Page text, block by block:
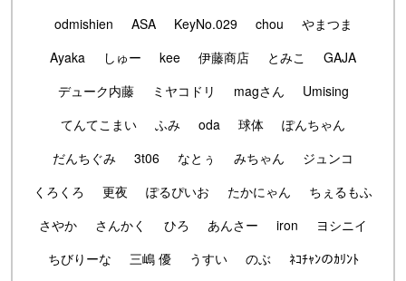
odmishien
ASA KeyNo.029 chou
やまつま
Ayaka
しゅー kee 伊藤商店 とみこ
GAJA
デューク内藤
ミヤコドリ magさん
Umising
てんてこまい
ふみ oda 球体
ぽんちゃん
だんちぐみ
3t06 なとぅ みちゃん
ジュンコ
くろくろ
更夜 ぽるぴいお たかにゃん
ちぇるもふ
さやか
さんかく ひろ あんさー iron
ヨシニイ
ちびりーな
三嶋 優 うすい のぶ
ﾈｺﾁｬﾝのｶﾘﾝﾄ